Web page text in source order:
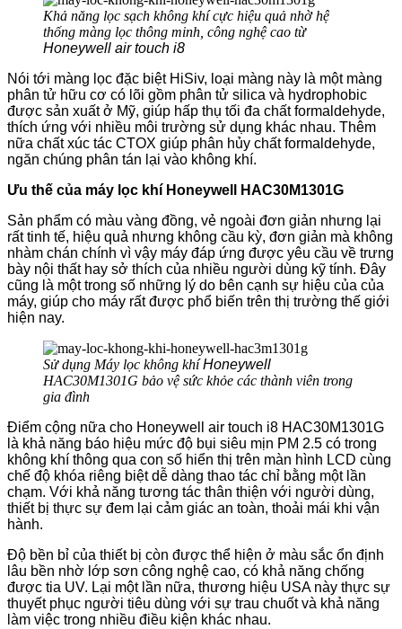
Khả năng lọc sạch không khí cực hiệu quả nhờ hệ
thống màng lọc thông minh, công nghệ cao từ
Honeywell air touch i8
Nói tới màng lọc đặc biệt HiSiv, loại màng này là một màng
phân tử hữu cơ có lõi gồm phân tử silica và hydrophobic
được sản xuất ở Mỹ, giúp hấp thụ tối đa chất formaldehyde,
thích ứng với nhiều môi trường sử dụng khác nhau. Thêm
nữa chất xúc tác CTOX giúp phân hủy chất formaldehyde,
ngăn chúng phân tán lại vào không khí.
Ưu thế của máy lọc khí Honeywell HAC30M1301G
Sản phẩm có màu vàng đồng, vẻ ngoài đơn giản nhưng lại
rất tinh tế, hiệu quả nhưng không cầu kỳ, đơn giản mà không
nhàm chán chính vì vậy máy đáp ứng được yêu cầu về trưng
bày nội thất hay sở thích của nhiều người dùng kỹ tính. Đây
cũng là một trong số những lý do bên cạnh sự hiệu của của
máy, giúp cho máy rất được phổ biến trên thị trường thế giới
hiện nay.
Sử dụng Máy lọc không khíHoneywell
HAC30M1301G bảo vệ sức khỏe các thành viên trong
gia đình
Điểm cộng nữa cho Honeywell air touch i8 HAC30M1301G
là khả năng báo hiệu mức độ bụi siêu mịn PM 2.5 có trong
không khí thông qua con số hiển thị trên màn hình LCD cùng
chế độ khóa riêng biệt dễ dàng thao tác chỉ bằng một lần
chạm. Với khả năng tương tác thân thiện với người dùng,
thiết bị thực sự đem lại cảm giác an toàn, thoải mái khi vận
hành.
Độ bền bỉ của thiết bị còn được thể hiện ở màu sắc ổn định
lâu bền nhờ lớp sơn công nghệ cao, có khả năng chống
được tia UV. Lại một lần nữa, thương hiệu USA này thực sự
thuyết phục người tiêu dùng với sự trau chuốt và khả năng
làm việc trong nhiều điều kiện khác nhau.